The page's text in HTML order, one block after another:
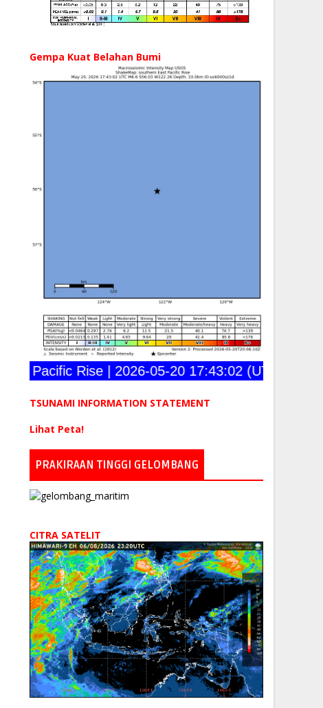
Gempa Kuat Belahan Bumi
Pacific Rise | 2026-05-20 17:43:02 (UTC) |
TSUNAMI INFORMATION STATEMENT
Lihat Peta!
PRAKIRAAN TINGGI GELOMBANG
CITRA SATELIT